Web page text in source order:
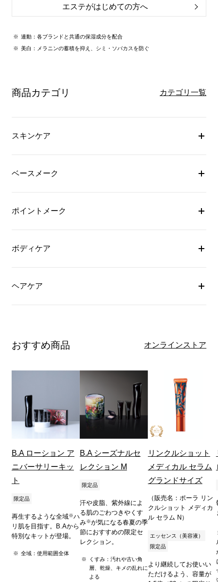
エステがはじめての方へ
連動：各ブランドと共通の保湿成分を配合
美白：メラニンの蓄積を抑え、シミ・ソバカスを防ぐ
商品カテゴリ カテゴリ一覧
スキンケア
ベースメーク
ポイントメーク
ボディケア
ヘアケア
おすすめ商品 オンラインストア
B.A ローション ア
ニバーサリーキッ
ト
限定品
再生するような全域※ハ
リ肌を目指す。B.Aから
特別なキットが登場。
全域：使用範囲全体
B.A シーズナルセ
レクション M
限定品
汗や皮脂、紫外線によ
る肌のごわつきやくす
み※が気になる春夏の季
節におすすめの限定セ
レクション。
くすみ：汚れや古い角
層、乾燥、キメの乱れに
よる
リンクルショット
メディカル セラム
グランドサイズ
（販売名：ポーラ リン
クルショット メディカ
ル セラム N）
エッセンス（美容液）
限定品
より継続してお使いい
ただけるよう、容量が